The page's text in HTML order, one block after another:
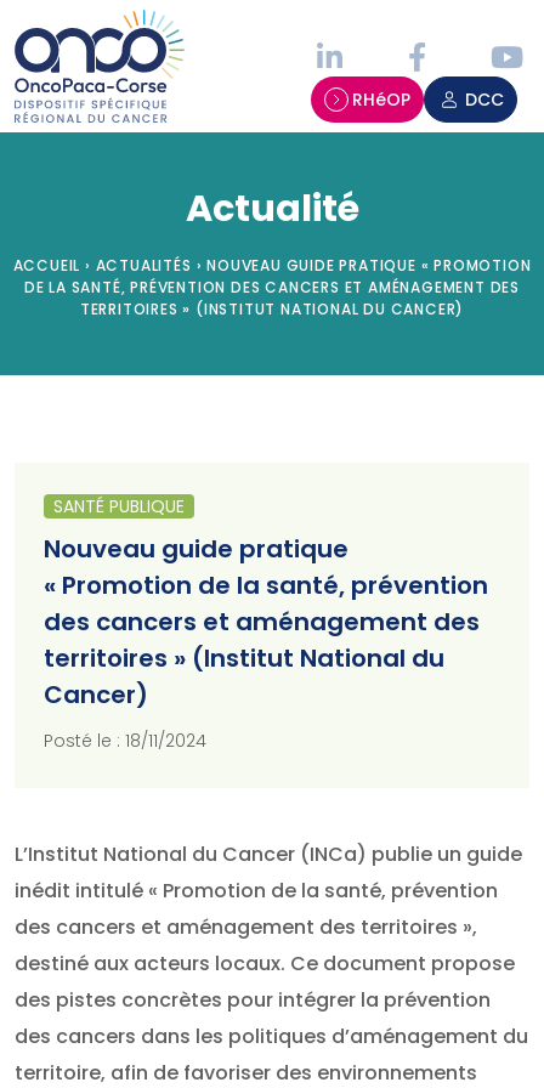
RHéOP DCC
Actualité
ACCUEIL › ACTUALITÉS › NOUVEAU GUIDE PRATIQUE « PROMOTION
DE LA SANTÉ, PRÉVENTION DES CANCERS ET AMÉNAGEMENT DES
TERRITOIRES » (INSTITUT NATIONAL DU CANCER)
SANTÉ PUBLIQUE
Nouveau guide pratique
« Promotion de la santé, prévention
des cancers et aménagement des
territoires » (Institut National du
Cancer)
Posté le : 18/11/2024
L’Institut National du Cancer (INCa) publie un guide
inédit intitulé « Promotion de la santé, prévention
des cancers et aménagement des territoires »,
destiné aux acteurs locaux. Ce document propose
des pistes concrètes pour intégrer la prévention
des cancers dans les politiques d’aménagement du
territoire, afin de favoriser des environnements
Panneau de gestion des cookies